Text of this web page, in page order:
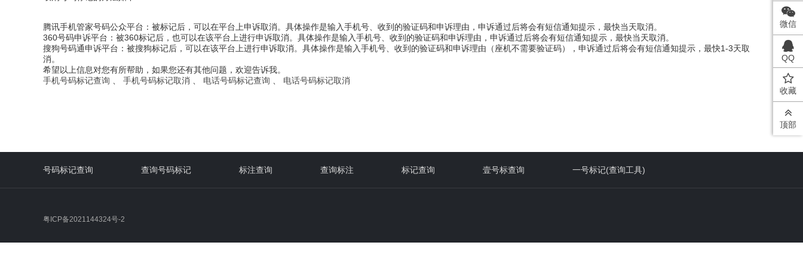
腾讯手机管家号码公众平台：被标记后，可以在平台上申诉取消。具体操作是输入手机号、收到的验证码和申诉理由，申诉通过后将会有短信通知提示，最快当天取消。
360号码申诉平台：被360标记后，也可以在该平台上进行申诉取消。具体操作是输入手机号、收到的验证码和申诉理由，申诉通过后将会有短信通知提示，最快当天取消。
搜狗号码通申诉平台：被搜狗标记后，可以在该平台上进行申诉取消。具体操作是输入手机号、收到的验证码和申诉理由（座机不需要验证码），申诉通过后将会有短信通知提示，最快1-3天取
消。
希望以上信息对您有所帮助，如果您还有其他问题，欢迎告诉我。
手机号码标记查询
手机号码标记取消 电话号码标记查询 电话号码标记取消
号码标记查询 查询号码标记 标注查询 查询标注 标记查询 壹号标查询 一号标记(查询工具)
粤ICP备2021144324号-2
微信
QQ
收藏
顶部